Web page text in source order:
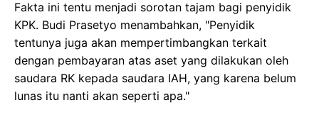
Fakta ini tentu menjadi sorotan tajam bagi penyidik
KPK. Budi Prasetyo menambahkan, "Penyidik
tentunya juga akan mempertimbangkan terkait
dengan pembayaran atas aset yang dilakukan oleh
saudara RK kepada saudara IAH, yang karena belum
lunas itu nanti akan seperti apa."